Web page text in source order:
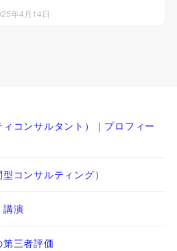
年4月14日
コンサルタント）｜プロフィー
コンサルティング）
講演
三者評価